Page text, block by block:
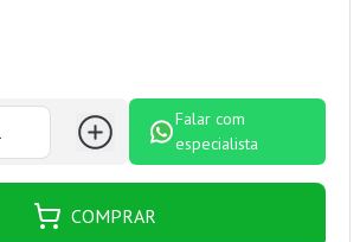
Falar com
especialista
COMPRAR